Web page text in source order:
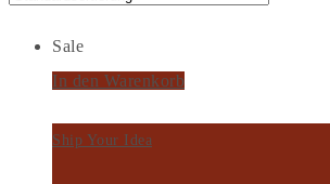
Sale
In den Warenkorb
Ship Your Idea